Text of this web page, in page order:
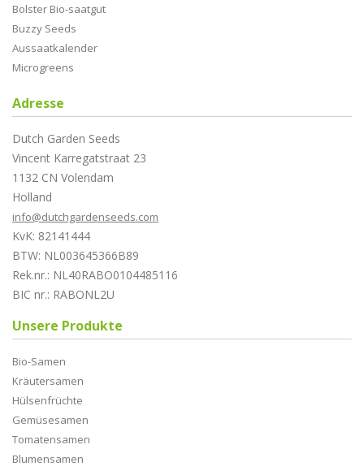
Bolster Bio-saatgut
Buzzy Seeds
Aussaatkalender
Microgreens
Adresse
Dutch Garden Seeds
Vincent Karregatstraat 23
1132 CN Volendam
Holland
info@dutchgardenseeds.com
KvK: 82141444
BTW: NL003645366B89
Rek.nr.: NL40RABO0104485116
BIC nr.: RABONL2U
Unsere Produkte
Bio-Samen
Kräutersamen
Hülsenfrüchte
Gemüsesamen
Tomatensamen
Blumensamen